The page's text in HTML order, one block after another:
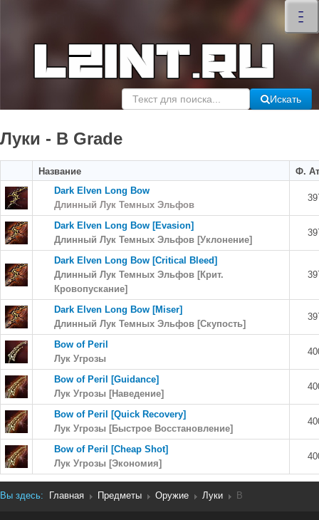
–
–
–
×
Искать
Луки - B Grade
Название
Ф.
Dark Elven Long Bow
Длинный Лук Темных Эльфов
Dark Elven Long Bow [Evasion]
Длинный Лук Темных Эльфов [Уклонение]
Dark Elven Long Bow [Critical Bleed]
Длинный Лук Темных Эльфов [Крит.
Кровопускание]
Dark Elven Long Bow [Miser]
Длинный Лук Темных Эльфов [Скупость]
Bow of Peril
Лук Угрозы
Bow of Peril [Guidance]
Лук Угрозы [Наведение]
Bow of Peril [Quick Recovery]
Лук Угрозы [Быстрое Восстановление]
Bow of Peril [Cheap Shot]
Лук Угрозы [Экономия]
Вы здесь: Главная Предметы Оружие Луки B